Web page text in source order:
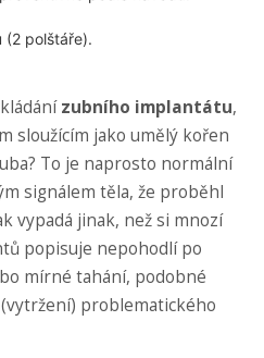
(2 polštáře).
zubního implantátu,
sloužícím jako umělý kořen
? To je naprosto normální
signálem těla, že proběhl
vypadá jinak, než si mnozí
popisuje nepohodlí po
mírné tahání, podobné
problematického